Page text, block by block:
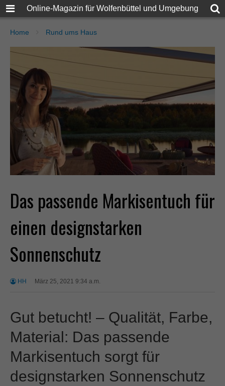
Online-Magazin für Wolfenbüttel und Umgebung
Home Rund ums Haus
Das passende Markisentuch für
einen designstarken
Sonnenschutz
HH März 25, 2021 9:34 a.m.
Gut betucht! – Qualität, Farbe,
Material: Das passende
Markisentuch sorgt für
designstarken Sonnenschutz